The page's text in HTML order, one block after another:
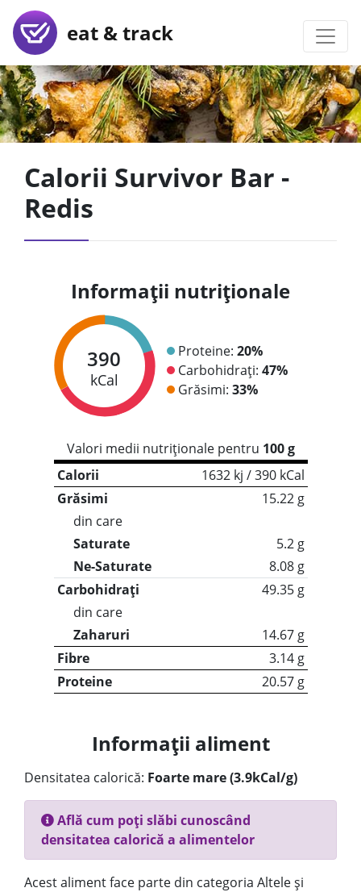
eat & track
Calorii Survivor Bar -
Redis
Informații nutriționale
390
kCal
Proteine: 20%
Carbohidrați: 47%
Grăsimi: 33%
Valori medii nutriționale pentru 100 g
Calorii
1632 kj / 390 kCal
Grăsimi
15.22 g
din care
Saturate
5.2 g
Ne-Saturate
8.08 g
Carbohidrați
49.35 g
din care
Zaharuri
14.67 g
Fibre
3.14 g
Proteine
20.57 g
Informații aliment
Densitatea calorică: Foarte mare (3.9kCal/g)
Află cum poți slăbi cunoscând
densitatea calorică a alimentelor
Acest aliment face parte din categoria Altele și